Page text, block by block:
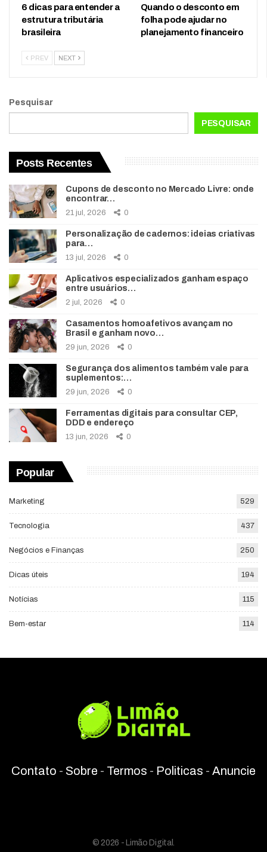
6 dicas para entender a
estrutura tributária
brasileira
Quando o desconto em
folha pode ajudar no
planejamento financeiro
PREV NEXT
Pesquisar
PESQUISAR
Posts Recentes
Cupons de desconto no Mercado Livre: onde
encontrar…
21 jul, 2026 0
Personalização de cadernos: ideias criativas
para…
13 jul, 2026 0
Aplicativos especializados ganham espaço
entre usuários…
2 jul, 2026 0
Casamentos homoafetivos avançam no
Brasil e ganham novo…
29 jun, 2026 0
Segurança dos alimentos também vale para
suplementos:…
29 jun, 2026 0
Ferramentas digitais para consultar CEP,
DDD e endereço
13 jun, 2026 0
Popular
Marketing 529
Tecnologia 437
Negócios e Finanças 250
Dicas úteis 194
Notícias 115
Bem-estar 114
Contato - Sobre - Termos - Politicas - Anuncie
© 2026 - Limão Digital.